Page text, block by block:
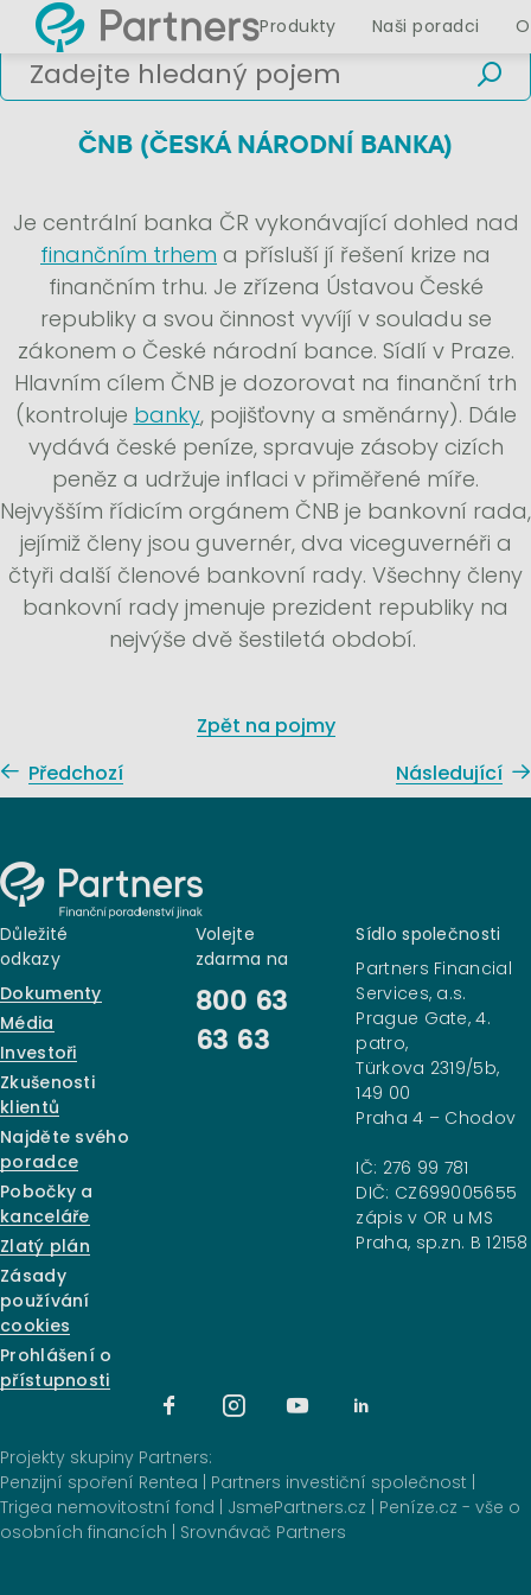
Produkty Naši poradci
ČNB (ČESKÁ NÁRODNÍ BANKA)
Je centrální banka ČR vykonávající dohled nad
finančním trhem a přísluší jí řešení krize na
finančním trhu. Je zřízena Ústavou České
republiky a svou činnost vyvíjí v souladu se
zákonem o České národní bance. Sídlí v Praze.
Hlavním cílem ČNB je dozorovat na finanční trh
(kontroluje banky, pojišťovny a směnárny). Dále
vydává české peníze, spravuje zásoby cizích
peněz a udržuje inflaci v přiměřené míře.
Nejvyšším řídicím orgánem ČNB je bankovní rada,
jejímiž členy jsou guvernér, dva viceguvernéři a
čtyři další členové bankovní rady. Všechny členy
bankovní rady jmenuje prezident republiky na
nejvýše dvě šestiletá období.
Zpět na pojmy
Předchozí
Následující
Důležité
odkazy
Dokumenty
Média
Investoři
Zkušenosti
klientů
Najděte svého
poradce
Pobočky a
kanceláře
Zlatý plán
Zásady
používání
cookies
Prohlášení o
přístupnosti
Volejte
zdarma na
800 63
63 63
Sídlo společnosti
Partners Financial
Services, a.s.
Prague Gate, 4.
patro,
Türkova 2319/5b,
149 00
Praha 4 – Chodov
IČ: 276 99 781
DIČ: CZ699005655
zápis v OR u MS
Praha, sp.zn. B 12158
Projekty skupiny Partners:
Penzijní spoření Rentea
Partners investiční společnost
Trigea nemovitostní fond
JsmePartners.cz
Peníze.cz - vše o
osobních financích
Srovnávač Partners